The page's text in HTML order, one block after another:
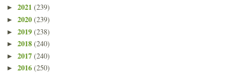
► 2021 (239)
► 2020 (239)
► 2019 (238)
► 2018 (240)
► 2017 (240)
► 2016 (250)